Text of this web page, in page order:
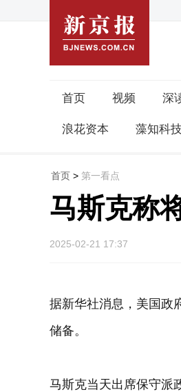
首页 视频 深
浪花资本 藻知科技
首页 > 第一看点
马斯克称
2025-02-21 17:37
据新华社消息，美国政
储备。
马斯克当天出席保守派